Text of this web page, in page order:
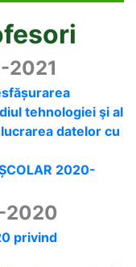
2021
tehnologiei şi al
datelor cu
2020-
2020
privind